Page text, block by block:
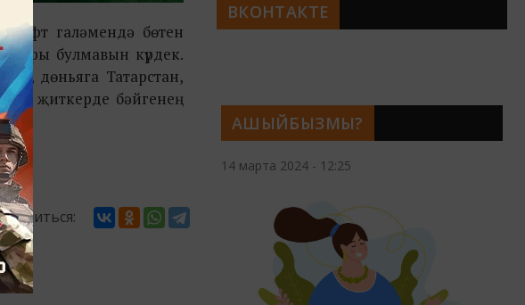
галәмендә бөтен
булмавын күрдек.
дөньяга Татарстан,
җиткерде бәйгенең
АШЫЙБЫЗМЫ?
14 марта 2024 - 12:25
ВКОНТАКТЕ